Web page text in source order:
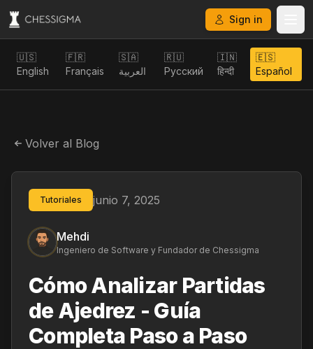
Sign in
🇺🇸
English
🇫🇷
Français
🇸🇦
العربية
🇷🇺
Русский
🇮🇳
हिन्दी
🇪🇸
Español
Volver al Blog
Tutoriales junio 7, 2025
Mehdi
Ingeniero de Software y Fundador de Chessigma
Cómo Analizar Partidas
de Ajedrez - Guía
Completa Paso a Paso